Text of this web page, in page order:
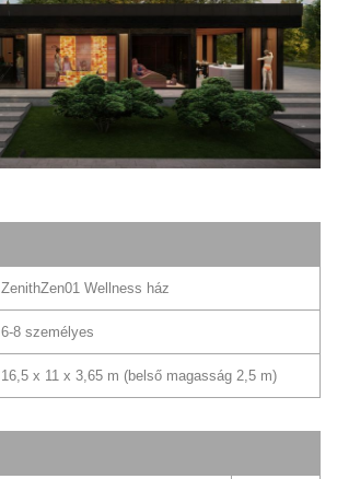
ZenithZen01 Wellness ház
6-8 személyes
16,5 x 11 x 3,65 m (belső magasság 2,5 m)